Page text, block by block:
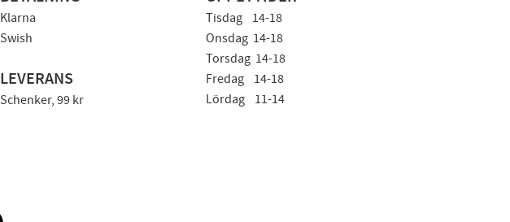
Klarna
Swish
LEVERANS
Schenker, 99 kr
Tisdag 14-18
Onsdag 14-18
Torsdag 14-18
Fredag 14-18
Lördag 11-14